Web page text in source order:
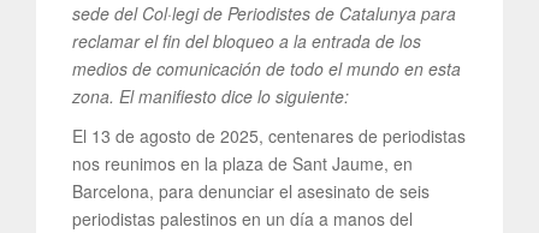
sede del Col·legi de Periodistes de Catalunya para
reclamar el fin del bloqueo a la entrada de los
medios de comunicación de todo el mundo en esta
zona. El manifiesto dice lo siguiente:
El 13 de agosto de 2025, centenares de periodistas
nos reunimos en la plaza de Sant Jaume, en
Barcelona, para denunciar el asesinato de seis
periodistas palestinos en un día a manos del